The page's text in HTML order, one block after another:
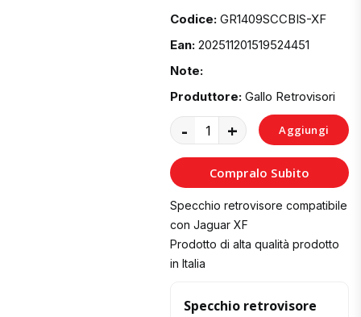
Codice: GR1409SCCBIS-XF
Ean: 202511201519524451
Note:
Produttore: Gallo Retrovisori
- + Aggiungi
al
Carrello
Compralo Subito
Specchio retrovisore compatibile
con Jaguar XF
Prodotto di alta qualità prodotto
in Italia
Specchio retrovisore